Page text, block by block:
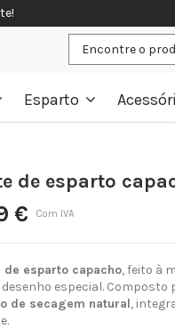
Esparto
de esparto
€ Com IVA
de esparto capacho, feito à
especial.
de secagem natural,